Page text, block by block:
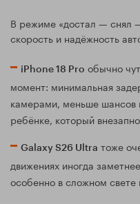
В режиме «достал — снял
скорость и надёжность
iPhone 18 Pro обычно
момент: минимальная
камерами, меньше шансов
ребёнке, который
Galaxy S26 Ultra тоже
движениях иногда
особенно в сложном свете